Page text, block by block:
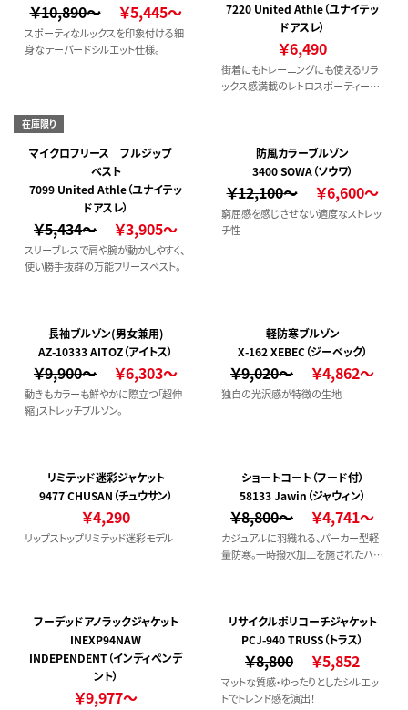
￥10,890～ ￥5,445～
スポーティなルックスを印象付ける細
身なテーパードシルエット仕様。
7220 United Athle（ユナイテッ
ドアスレ）
￥6,490
街着にもトレーニングにも使えるリラ
ックス感満載のレトロスポーティーな
在庫限り
マイクロフリース フルジップ
ベスト
7099 United Athle（ユナイテッ
ドアスレ）
￥5,434～ ￥3,905～
スリーブレスで肩や腕が動かしやすく、
使い勝手抜群の万能フリースベスト。
防風カラーブルゾン
3400 SOWA（ソウワ）
￥12,100～ ￥6,600～
窮屈感を感じさせない適度なストレッ
チ性
長袖ブルゾン(男女兼用)
AZ-10333 AITOZ（アイトス）
￥9,900～ ￥6,303～
動きもカラーも鮮やかに際立つ「超伸
縮」ストレッチブルゾン。
軽防寒ブルゾン
X-162 XEBEC（ジーベック）
￥9,020～ ￥4,862～
独自の光沢感が特徴の生地
リミテッド迷彩ジャケット
9477 CHUSAN（チュウサン）
￥4,290
リップストップリミテッド迷彩モデル
ショートコート（フード付）
58133 Jawin（ジャウィン）
￥8,800～ ￥4,741～
カジュアルに羽織れる、パーカー型軽
量防寒。一時撥水加工を施されたハニ
トです。【撥水加工】【野帳対応】
フーデッドアノラックジャケット
INEXP94NAW
INDEPENDENT（インディペンデ
ント）
￥9,977～
リサイクルポリコーチジャケット
PCJ-940 TRUSS（トラス）
￥8,800 ￥5,852
マットな質感・ゆったりとしたシルエッ
トでトレンド感を演出！